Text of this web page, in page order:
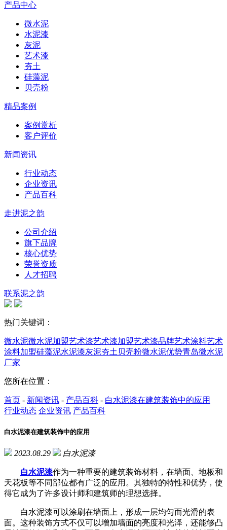
产品中心
微水泥
水泥漆
灰泥
艺术漆
夯土
硅藻泥
贝壳粉
精品案例
案例赏析
客户评价
新闻资讯
行业动态
企业资讯
产品百科
走进泥之韵
公司介绍
旗下品牌
核心优势
荣誉资质
人才招聘
联系泥之韵
热门关键词：
微水泥微水泥加盟艺术漆艺术漆加盟艺术漆品牌艺术涂料艺术
涂料加盟硅藻泥水泥漆灰泥夯土 贝壳粉微水泥优势青岛微水泥
厂家
您所在位置：
首页 - 新闻资讯 - 产品百科 - 白水泥漆在建筑装饰中的应用
行业动态 企业资讯 产品百科
白水泥漆在建筑装饰中的应用
2023.08.29 白水泥漆
白水泥漆作为一种重要的建筑装饰材料，在墙面、地板和
天花板等不同部位都有广泛的应用。其独特的特性和优势，使
得它成为了许多设计师和建筑师的理想选择。
白水泥漆可以涂刷在墙面上，形成一层均匀而光滑的表
面。这种装饰方式不仅可以增加墙面的亮度和光泽，还能够凸